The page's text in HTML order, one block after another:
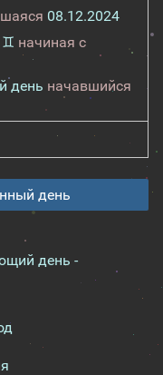
08.12.2024
начиная с
день начавшийся
день
день -